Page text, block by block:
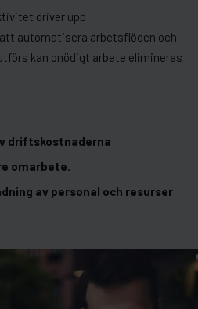
driver upp
automatisera arbetsflöden och
kan onödigt arbete elimineras
driftskostnaderna
omarbete.
av personal och resurser